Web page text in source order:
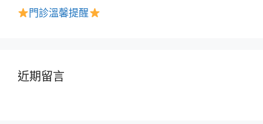
門診溫馨提醒
近期留言